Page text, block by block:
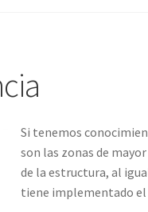
Si tenemos
son las zonas de
de la estructura, al
tiene implementado el